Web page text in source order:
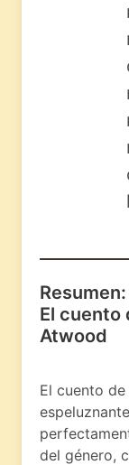
Resumen:
El cuento
Atwood
El cuento
del género,